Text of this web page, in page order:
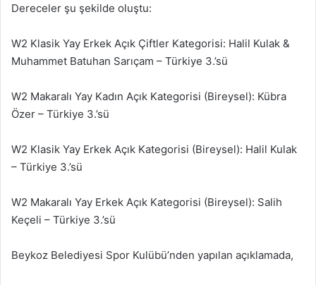
Dereceler şu şekilde oluştu:
W2 Klasik Yay Erkek Açık Çiftler Kategorisi: Halil Kulak &
Muhammet Batuhan Sarıçam – Türkiye 3.’sü
W2 Makaralı Yay Kadın Açık Kategorisi (Bireysel): Kübra
Özer – Türkiye 3.’sü
W2 Klasik Yay Erkek Açık Kategorisi (Bireysel): Halil Kulak
– Türkiye 3.’sü
W2 Makaralı Yay Erkek Açık Kategorisi (Bireysel): Salih
Keçeli – Türkiye 3.’sü
Beykoz Belediyesi Spor Kulübü’nden yapılan açıklamada,